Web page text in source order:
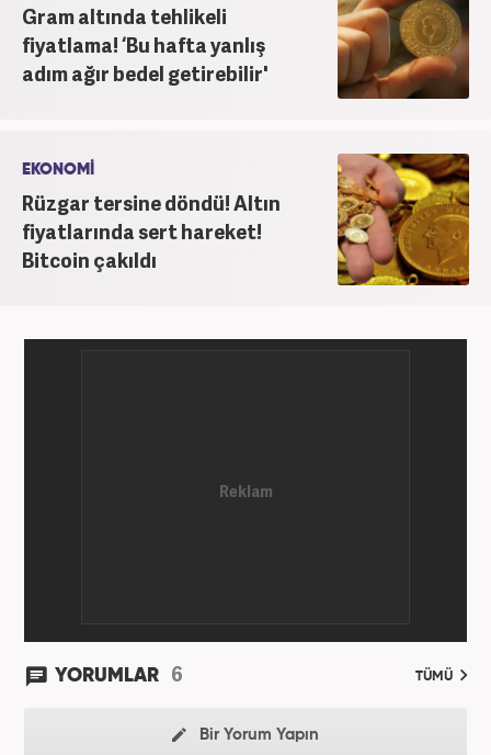
Gram altında tehlikeli
fiyatlama! ‘Bu hafta yanlış
adım ağır bedel getirebilir'
EKONOMİ
Rüzgar tersine döndü! Altın
fiyatlarında sert hareket!
Bitcoin çakıldı
YORUMLAR 6 TÜMÜ
Bir Yorum Yapın